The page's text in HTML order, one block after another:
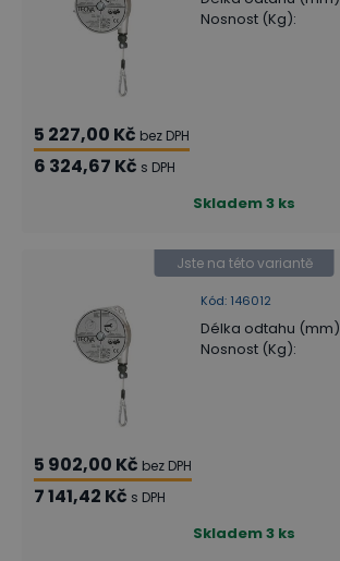
Nosnost (Kg):
5 227,00 Kč bez DPH
6 324,67 Kč s DPH
Skladem3 ks
Kód: 146012
Jste na této variantě
Délka odtahu (mm)
Nosnost (Kg):
5 902,00 Kč bez DPH
7 141,42 Kč s DPH
Skladem3 ks